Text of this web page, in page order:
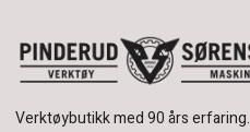
Verktøybutikk med 90 års erfaring.